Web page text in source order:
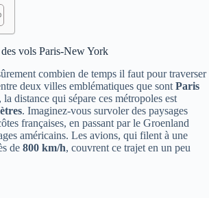
vols Paris-New York
combien de temps il faut pour traverser
deux villes emblématiques que sont Paris
la distance qui sépare ces métropoles est
. Imaginez-vous survoler des paysages
françaises, en passant par le Groenland
américains. Les avions, qui filent à une
de 800 km/h, couvrent ce trajet en un peu